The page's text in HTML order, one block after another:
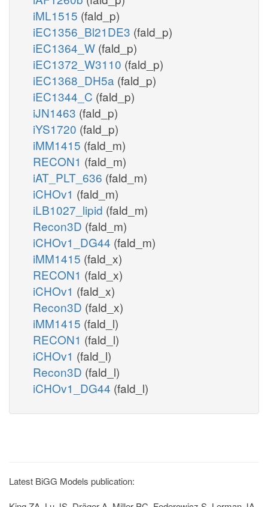
iML1515 (fald_p)
iEC1356_Bl21DE3 (fald_p)
iEC1364_W (fald_p)
iEC1372_W3110 (fald_p)
iEC1368_DH5a (fald_p)
iEC1344_C (fald_p)
iJN1463 (fald_p)
iYS1720 (fald_p)
iMM1415 (fald_m)
RECON1 (fald_m)
iAT_PLT_636 (fald_m)
iCHOv1 (fald_m)
iLB1027_lipid (fald_m)
Recon3D (fald_m)
iCHOv1_DG44 (fald_m)
iMM1415 (fald_x)
RECON1 (fald_x)
iCHOv1 (fald_x)
Recon3D (fald_x)
iMM1415 (fald_l)
RECON1 (fald_l)
iCHOv1 (fald_l)
Recon3D (fald_l)
iCHOv1_DG44 (fald_l)
Latest BiGG Models publication: